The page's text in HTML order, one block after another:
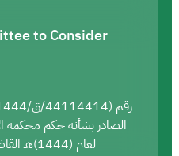
to Consider
لعام (1444)هـ القاضي بتأييد الحكم برفض الدعوى